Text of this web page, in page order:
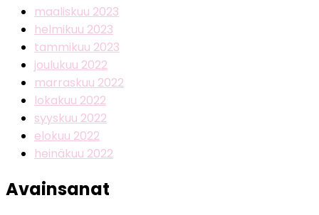
maaliskuu 2023
helmikuu 2023
tammikuu 2023
joulukuu 2022
marraskuu 2022
lokakuu 2022
syyskuu 2022
elokuu 2022
heinäkuu 2022
Avainsanat